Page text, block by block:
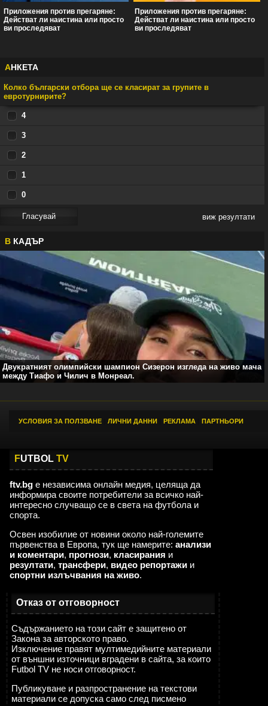
Приложения против прегаряне:
Действат ли наистина или просто
ви проследяват
Приложения против прегаряне:
Действат ли наистина или просто
ви проследяват
АНКЕТА
Колко български отбора ще се класират за групите в
евротурнирите?
4
3
2
1
0
виж резултати
В КАДЪР
Двукратният олимпийски шампион Сизерон изгледа на живо мача
между Тиафо и Чилич в Монреал.
УСЛОВИЯ ЗА ПОЛЗВАНЕ ЛИЧНИ ДАННИ РЕКЛАМА ПАРТНЬОРИ
FUTBOL TV
ftv.bg е независима онлайн медия, целяща да
информира своите потребители за всичко най-
интересно случващо се в света на футбола и
спорта.
Освен изобилие от новини около най-големите
първенства в Европа, тук ще намерите: анализи
и коментари, прогнози, класирания и
резултати, трансфери, видео репортажи и
спортни излъчвания на живо.
Отказ от отговорност
Съдържанието на този сайт е защитено от
Закона за авторското право.
Изключение правят мултимедийните материали
от външни източници вградени в сайта, за които
Futbol TV не носи отговорност.
Публикуване и разпространение на текстови
материали се допуска само след писмено